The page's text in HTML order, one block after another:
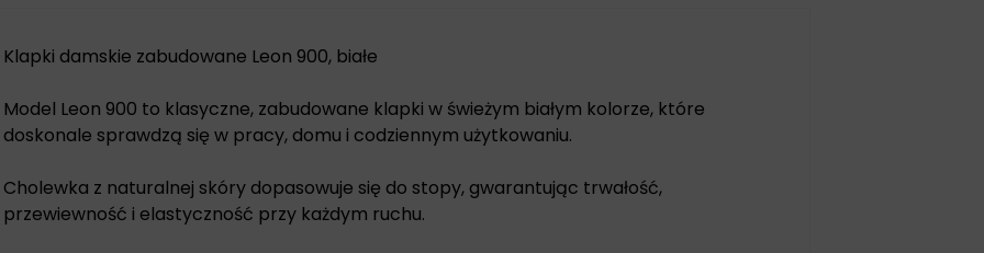
Klapki damskie zabudowane Leon 900, białe
Model Leon 900 to klasyczne, zabudowane klapki w świeżym białym kolorze, które
doskonale sprawdzą się w pracy, domu i codziennym użytkowaniu.
Cholewka z naturalnej skóry dopasowuje się do stopy, gwarantując trwałość,
przewiewność i elastyczność przy każdym ruchu.